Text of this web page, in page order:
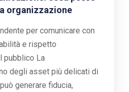
organizzazione
per comunicare con
e rispetto
pubblico La
degli asset più delicati di
generare fiducia,